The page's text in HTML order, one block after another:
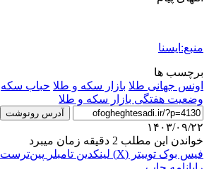
منبع:ایسنا
برچسب ها
اونس جهانی طلا بازار سکه و طلا حباب سکه
وضعیت هفتگی بازار سکه و طلا
آدرس رونوشت
۱۴۰۳/۰۹/۲۲
خواندن این مطلب 2 دقیقه زمان میبرد
فیس بوک توییتر (X) لینکدین ‫تامبلر ‫پین‌ترست